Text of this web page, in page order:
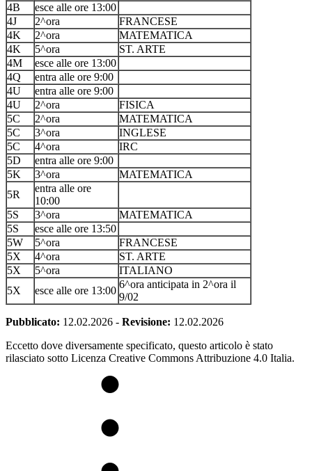
4B
esce alle ore 13:00
4J
2^ora
FRANCESE
4K
2^ora
MATEMATICA
4K
5^ora
ST. ARTE
4M
esce alle ore 13:00
4Q
entra alle ore 9:00
4U
entra alle ore 9:00
4U
2^ora
FISICA
5C
2^ora
MATEMATICA
5C
3^ora
INGLESE
5C
4^ora
IRC
5D
entra alle ore 9:00
5K
3^ora
MATEMATICA
5R
entra alle ore
10:00
5S
3^ora
MATEMATICA
5S
esce alle ore 13:50
5W
5^ora
FRANCESE
5X
4^ora
ST. ARTE
5X
5^ora
ITALIANO
5X
esce alle ore 13:00
6^ora anticipata in 2^ora il
9/02
Pubblicato: 12.02.2026 - Revisione: 12.02.2026
Eccetto dove diversamente specificato, questo articolo è stato
rilasciato sotto Licenza Creative Commons Attribuzione 4.0 Italia.